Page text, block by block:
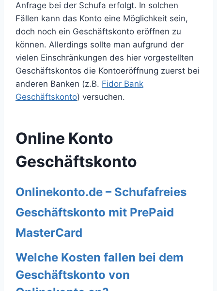
Anfrage bei der Schufa erfolgt. In solchen
Fällen kann das Konto eine Möglichkeit sein,
doch noch ein Geschäftskonto eröffnen zu
können. Allerdings sollte man aufgrund der
vielen Einschränkungen des hier vorgestellten
Geschäftskontos die Kontoeröffnung zuerst bei
anderen Banken (z.B. Fidor Bank
Geschäftskonto) versuchen.
Online Konto
Geschäftskonto
Onlinekonto.de – Schufafreies
Geschäftskonto mit PrePaid
MasterCard
Welche Kosten fallen bei dem
Geschäftskonto von